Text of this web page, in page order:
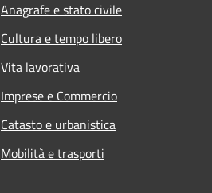
Anagrafe e stato civile
Cultura e tempo libero
Vita lavorativa
Imprese e Commercio
Catasto e urbanistica
Mobilità e trasporti